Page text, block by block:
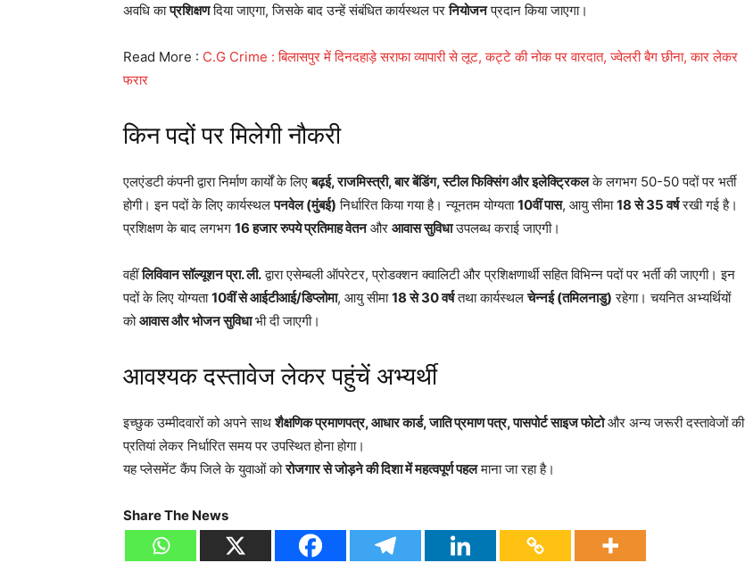
अवधि काप्रशिक्षणदिया जाएगा, जिसके बाद उन्हें संबंधित कार्यस्थल परनियोजनप्रदान किया जाएगा।
Read More : C.G Crime : बिलासपुर में दिनदहाड़े सराफा व्यापारी से लूट, कट्टे की नोक पर वारदात, ज्वेलरी बैग छीना, कार लेकर
फरार
किन पदों पर मिलेगी नौकरी
एलएंडटी कंपनी द्वारा निर्माण कार्यों के लिएबढ़ई, राजमिस्त्री, बार बेंडिंग, स्टील फिक्सिंग और इलेक्ट्रिकलके लगभग 50-50 पदों पर भर्ती
होगी। इन पदों के लिए कार्यस्थलपनवेल (मुंबई) निर्धारित किया गया है। न्यूनतम योग्यता10वीं पास, आयु सीमा18 से 35 वर्षरखी गई है।
प्रशिक्षण के बाद लगभग 16 हजार रुपये प्रतिमाह वेतनऔर आवास सुविधाउपलब्ध कराई जाएगी।
वहींलिविवान सॉल्यूशन प्रा. ली.द्वारा एसेम्बली ऑपरेटर, प्रोडक्शन क्वालिटी और प्रशिक्षणार्थी सहित विभिन्न पदों पर भर्ती की जाएगी। इन
पदों के लिए योग्यता10वीं से आईटीआई/डिप्लोमा, आयु सीमा18 से 30 वर्षतथा कार्यस्थलचेन्नई (तमिलनाडु) रहेगा। चयनित अभ्यर्थियों
कोआवास और भोजन सुविधाभी दी जाएगी।
आवश्यक दस्तावेज लेकर पहुंचें अभ्यर्थी
इच्छुक उम्मीदवारों को अपने साथशैक्षणिक प्रमाणपत्र, आधार कार्ड, जाति प्रमाण पत्र, पासपोर्ट साइज फोटोऔर अन्य जरूरी दस्तावेजों की
प्रतियां लेकर निर्धारित समय पर उपस्थित होना होगा।
यह प्लेसमेंट कैंप जिले के युवाओं कोरोजगार से जोड़ने की दिशा में महत्वपूर्ण पहलमाना जा रहा है।
Share The News